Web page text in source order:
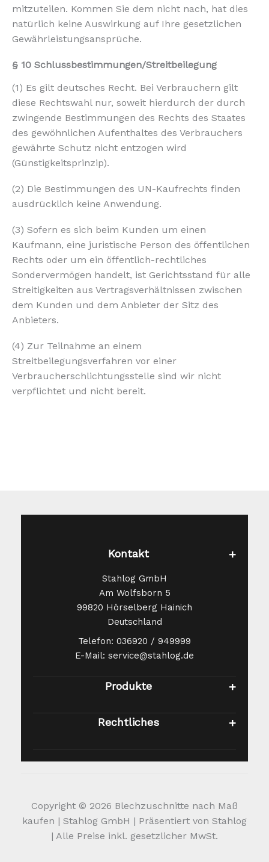
mitzuteilen. Kommen Sie dem nicht nach, hat dies
natürlich keine Auswirkung auf Ihre gesetzlichen
Gewährleistungsansprüche.
§ 10 Schlussbestimmungen/Streitbeilegung
(1) Es gilt deutsches Recht. Bei Verbrauchern gilt
diese Rechtswahl nur, soweit hierdurch der durch
zwingende Bestimmungen des Rechts des Staates
des gewöhnlichen Aufenthaltes des Verbrauchers
gewährte Schutz nicht entzogen wird
(Günstigkeitsprinzip).
(2) Die Bestimmungen des UN-Kaufrechts finden
ausdrücklich keine Anwendung.
(3) Sofern es sich beim Kunden um einen
Kaufmann, eine juristische Person des öffentlichen
Rechts oder um ein öffentlich-rechtliches
Sondervermögen handelt, ist Gerichtsstand für alle
Streitigkeiten aus Vertragsverhältnissen zwischen
dem Kunden und dem Anbieter der Sitz des
Anbieters.
(4) Zur Teilnahme an einem
Streitbeilegungsverfahren vor einer
Verbraucherschlichtungsstelle sind wir nicht
verpflichtet und nicht bereit.
Kontakt
Stahlog GmbH
Am Wolfsborn 5
99820 Hörselberg Hainich
Deutschland
Telefon: 036920 / 949999
E-Mail: service@stahlog.de
Produkte
Rechtliches
Copyright © 2026 Blechzuschnitte nach Maß
kaufen | Stahlog GmbH | Präsentiert von Stahlog
| Alle Preise inkl. gesetzlicher MwSt.